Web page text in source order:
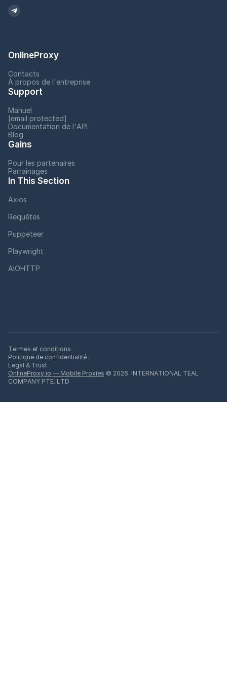
OnlineProxy
Contacts
À propos de l'entreprise
Support
Manuel
[email protected]
Documentation de l'API
Blog
Gains
Pour les partenaires
Parrainages
In This Section
Axios
Requêtes
Puppeteer
Playwright
AIOHTTP
Termes et conditions
Politique de confidentialité
Legal & Trust
OnlineProxy.io — Mobile Proxies © 2026. INTERNATIONAL TEAL
COMPANY PTE. LTD